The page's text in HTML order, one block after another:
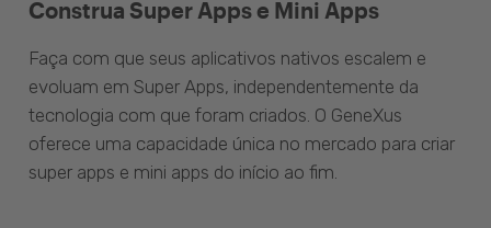
Construa Super Apps e Mini Apps
Faça com que seus aplicativos nativos escalem e
evoluam em Super Apps, independentemente da
tecnologia com que foram criados. O GeneXus
oferece uma capacidade única no mercado para criar
super apps e mini apps do início ao fim.